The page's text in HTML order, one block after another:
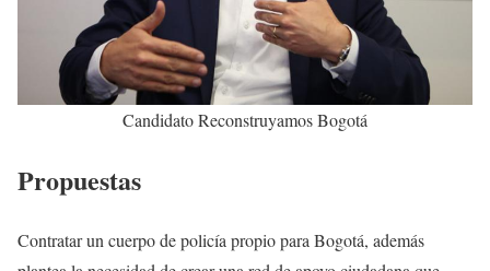
Candidato Reconstruyamos Bogotá
Propuestas
Contratar un cuerpo de policía propio para Bogotá, además